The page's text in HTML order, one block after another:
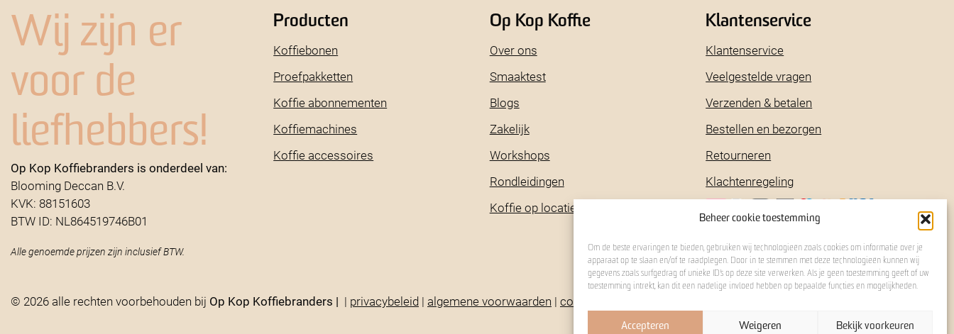
Beheer cookie toestemming
Om de beste ervaringen te bieden, gebruiken wij technologieën zoals cookies om informatie over je
apparaat op te slaan en/of te raadplegen. Door in te stemmen met deze technologieën kunnen wij
gegevens zoals surfgedrag of unieke ID's op deze site verwerken. Als je geen toestemming geeft of uw
toestemming intrekt, kan dit een nadelige invloed hebben op bepaalde functies en mogelijkheden.
Accepteren Weigeren Bekijk voorkeuren
Wij zijn er
voor de
liefhebbers!
Op Kop Koffiebranders is onderdeel van:
Blooming Deccan B.V.
KVK: 88151603
BTW ID: NL864519746B01
Alle genoemde prijzen zijn inclusief BTW.
Producten
Koffiebonen
Proefpakketten
Koffie abonnementen
Koffiemachines
Koffie accessoires
Op Kop Koffie
Over ons
Smaaktest
Blogs
Zakelijk
Workshops
Rondleidingen
Koffie op locatie
Klantenservice
Klantenservice
Veelgestelde vragen
Verzenden & betalen
Bestellen en bezorgen
Retourneren
Klachtenregeling
© 2026 alle rechten voorbehouden bij Op Kop Koffiebranders | | privacybeleid | algemene voorwaarden | cookie statement